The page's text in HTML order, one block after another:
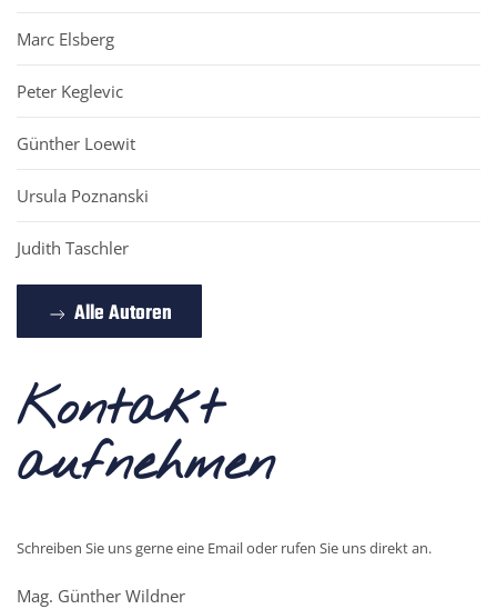
Marc Elsberg
Peter Keglevic
Günther Loewit
Ursula Poznanski
Judith Taschler
Alle Autoren
Kontakt
aufnehmen
Schreiben Sie uns gerne eine Email oder rufen Sie uns direkt an.
Mag. Günther Wildner